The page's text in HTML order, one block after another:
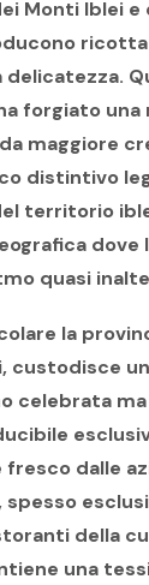
Monti Iblei
forgiato
maggiore
distintivo
territorio
dove
quasi
la
custodisce
celebrata
dalle
della
una